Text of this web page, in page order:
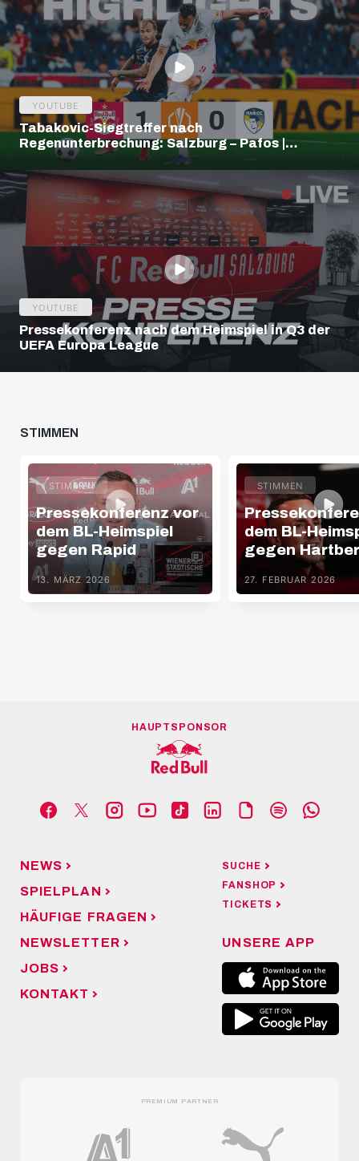
YOUTUBE
Tabakovic-Siegtreffer nach
Regenunterbrechung: Salzburg – Pafos |
Highlights | Europa League Q3
YOUTUBE
Pressekonferenz nach dem Heimspiel in Q3 der
UEFA Europa League
STIMMEN
STIMMEN
Pressekonferenz vor
dem BL-Heimspiel
gegen Rapid
13. MÄRZ 2026
STIMMEN
dem BL-
gegen
27. FEBRUAR 2026
HAUPTSPONSOR
NEWS
SPIELPLAN
HÄUFIGE FRAGEN
NEWSLETTER
JOBS
KONTAKT
SUCHE
FANSHOP
TICKETS
UNSERE APP
PREMIUM PARTNER